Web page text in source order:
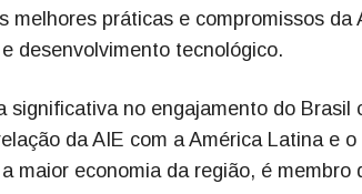
melhores práticas e compromissos da
desenvolvimento tecnológico.
no engajamento do Brasil
da AIE com a América Latina e o
maior economia da região, é membro